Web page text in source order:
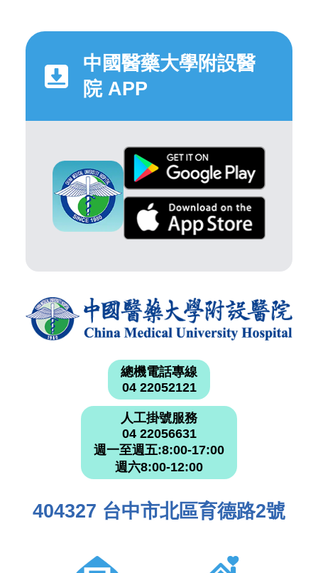
中國醫藥大學附設醫
院 APP
總機電話專線
04 22052121
人工掛號服務
04 22056631
週一至週五:8:00-17:00
週六8:00-12:00
404327 台中市北區育德路2號